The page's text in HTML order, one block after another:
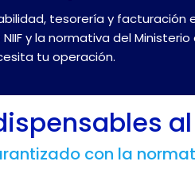
tesorería y facturación
NIIF y la normativa del
tu operación.
con la